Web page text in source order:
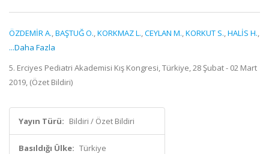
ÖZDEMİR A.,BAŞTUĞ O.,KORKMAZ L.,CEYLAN M.,KORKUT S.,HALİS H.,
...Daha Fazla
5. Erciyes Pediatri Akademisi Kış Kongresi, Türkiye, 28 Şubat - 02 Mart
2019, (Özet Bildiri)
Yayın Türü: Bildiri / Özet Bildiri
Basıldığı Ülke: Türkiye